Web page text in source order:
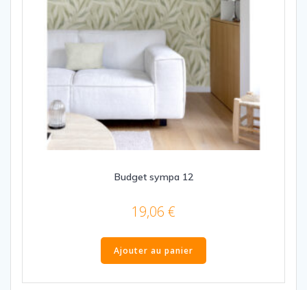
Budget sympa 12
19,06 €
Ajouter au panier